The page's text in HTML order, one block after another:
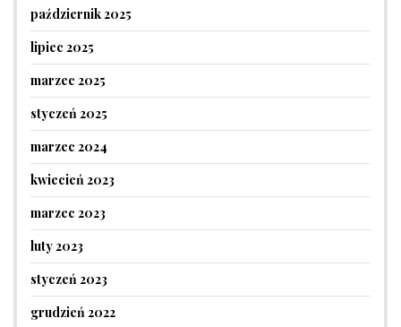
październik 2025
lipiec 2025
marzec 2025
styczeń 2025
marzec 2024
kwiecień 2023
marzec 2023
luty 2023
styczeń 2023
grudzień 2022